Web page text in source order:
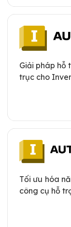
Giải pháp hỗ
trục cho
Tối ưu hóa
công cụ hỗ